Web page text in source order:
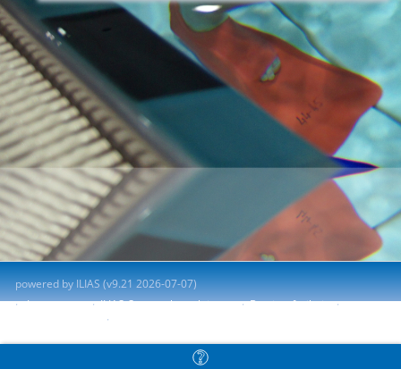
powered by ILIAS (v9.21 2026-07-07)
Impressum
ILIAS-Support kontaktieren
Barrierefreiheit